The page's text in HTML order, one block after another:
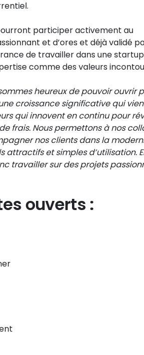
participer activement au
et d’ores et déjà validé
de travailler dans une
comme des valeurs
heureux de pouvoir ouvrir
croissance significative qui
qui innovent en continu pour
frais. Nous permettons à nos
nos clients dans la
attractifs et simples d’utilisation.
travailler sur des projets
ouverts :